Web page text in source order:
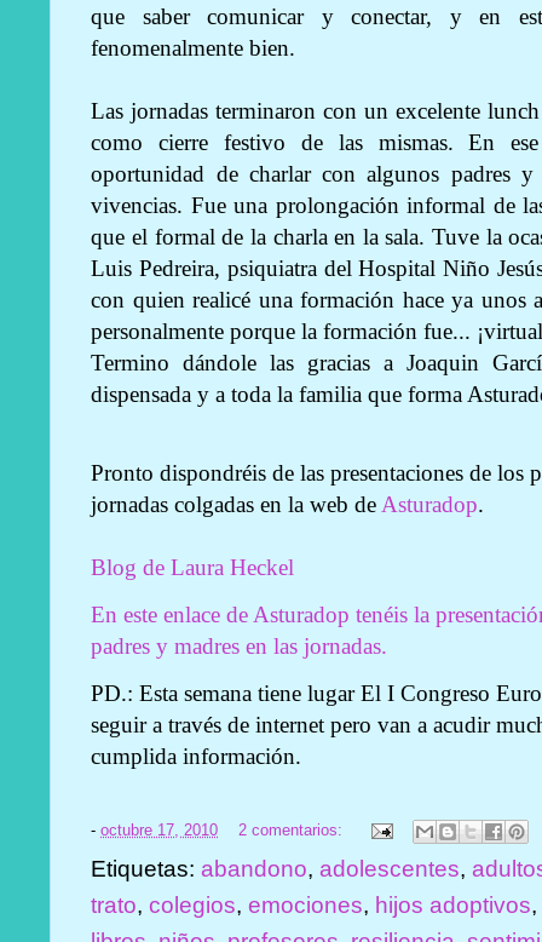
que saber comunicar y conectar, y en
fenomenalmente bien.
Las jornadas terminaron con un excelente
como cierre festivo de las mismas. En
oportunidad de charlar con algunos padres
vivencias. Fue una prolongación informal de
que el formal de la charla en la sala. Tuve la
Luis Pedreira, psiquiatra del Hospital Niño
con quien realicé una formación hace ya unos
personalmente porque la formación fue...
Termino dándole las gracias a Joaquin
dispensada y a toda la familia que forma
Pronto dispondréis de las presentaciones de los
jornadas colgadas en la web de Asturadop.
Blog de Laura Heckel
En este enlace de Asturadop tenéis la
padres y madres en las jornadas.
PD.: Esta semana tiene lugar El I Congreso
seguir a través de internet pero van a acudir
cumplida información.
-octubre 17, 2010 2 comentarios:
Etiquetas:abandono,adolescentes,
trato,colegios,emociones, hijos adoptivos